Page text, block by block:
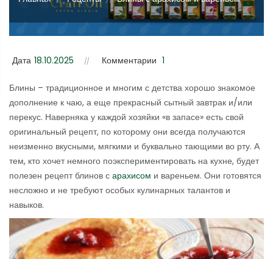
Дата 18.10.2025 Комментарии 1
Блины – традиционное и многим с детства хорошо знакомое
дополнение к чаю, а еще прекрасный сытный завтрак и/или
перекус. Наверняка у каждой хозяйки «в запасе» есть свой
оригинальный рецепт, по которому они всегда получаются
неизменно вкусными, мягкими и буквально тающими во рту. А
тем, кто хочет немного поэкспериментировать на кухне, будет
полезен рецепт блинов с арахисом и вареньем. Они готовятся
несложно и не требуют особых кулинарных талантов и
навыков.